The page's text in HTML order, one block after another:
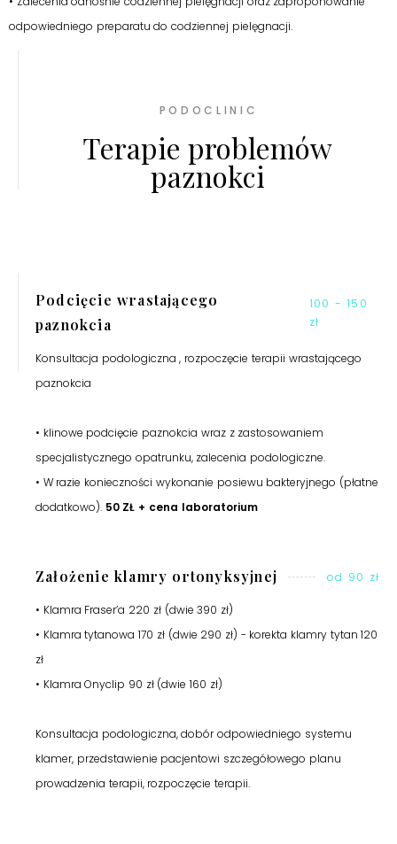
odpowiedniego preparatu do codziennej pielęgnacji.
PODOCLINIC
Terapie problemów
paznokci
Podcięcie wrastającego
paznokcia
100 - 150
zł
Konsultacja podologiczna , rozpoczęcie terapii wrastającego
paznokcia
• klinowe podcięcie paznokcia wraz z zastosowaniem
specjalistycznego opatrunku, zalecenia podologiczne.
• W razie konieczności wykonanie posiewu bakteryjnego (płatne
dodatkowo). 50 ZŁ + cena laboratorium
Założenie klamry ortonyksyjnej od 90 zł
• Klamra Fraser’a 220 zł (dwie 390 zł)
• Klamra tytanowa 170 zł (dwie 290 zł) - korekta klamry tytan 120
zł
• Klamra Onyclip 90 zł (dwie 160 zł)
Konsultacja podologiczna, dobór odpowiedniego systemu
klamer, przedstawienie pacjentowi szczegółowego planu
prowadzenia terapii, rozpoczęcie terapii.